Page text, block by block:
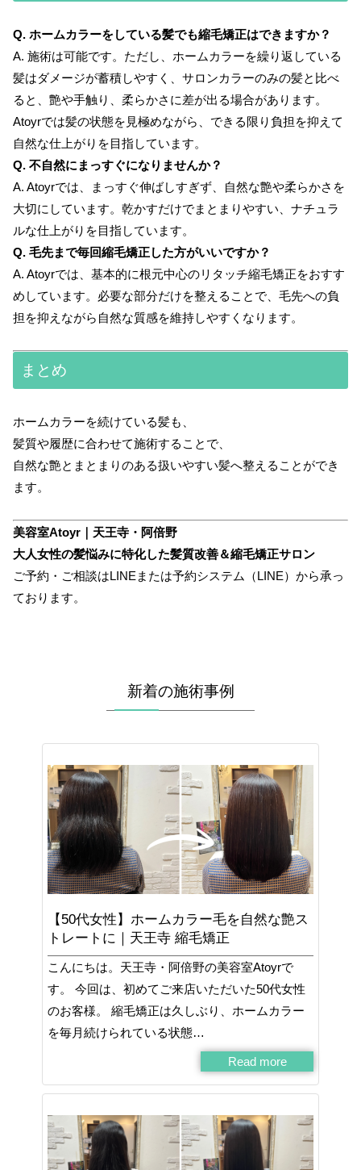
Q. ホームカラーをしている髪でも縮毛矯正はできますか？
A. 施術は可能です。ただし、ホームカラーを繰り返している
髪はダメージが蓄積しやすく、サロンカラーのみの髪と比べ
ると、艶や手触り、柔らかさに差が出る場合があります。
Atoyrでは髪の状態を見極めながら、できる限り負担を抑えて
自然な仕上がりを目指しています。
Q. 不自然にまっすぐになりませんか？
A. Atoyrでは、まっすぐ伸ばしすぎず、自然な艶や柔らかさを
大切にしています。乾かすだけでまとまりやすい、ナチュラ
ルな仕上がりを目指しています。
Q. 毛先まで毎回縮毛矯正した方がいいですか？
A. Atoyrでは、基本的に根元中心のリタッチ縮毛矯正をおすす
めしています。必要な部分だけを整えることで、毛先への負
担を抑えながら自然な質感を維持しやすくなります。
まとめ
ホームカラーを続けている髪も、
髪質や履歴に合わせて施術することで、
自然な艶とまとまりのある扱いやすい髪へ整えることができ
ます。
美容室Atoyr｜天王寺・阿倍野
大人女性の髪悩みに特化した髪質改善＆縮毛矯正サロン
ご予約・ご相談はLINEまたは予約システム（LINE）から承っ
ております。
新着の施術事例
【50代女性】ホームカラー毛を自然な艶ス
トレートに｜天王寺 縮毛矯正
こんにちは。天王寺・阿倍野の美容室Atoyrで
す。 今回は、初めてご来店いただいた50代女性
のお客様。 縮毛矯正は久しぶり、ホームカラー
を毎月続けられている状態…
Read more